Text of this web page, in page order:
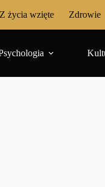
Z życia wzięte Zdrowie